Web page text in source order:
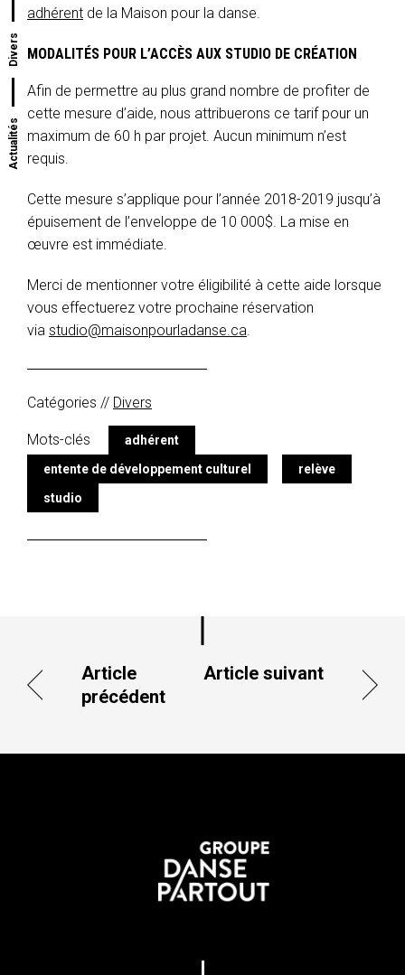
Actualités
Divers
adhérent de la Maison pour la danse.
MODALITÉS POUR L’ACCÈS AUX STUDIO DE CRÉATION
Afin de permettre au plus grand nombre de profiter de
cette mesure d’aide, nous attribuerons ce tarif pour un
maximum de 60 h par projet. Aucun minimum n’est
requis.
Cette mesure s’applique pour l’année 2018-2019 jusqu’à
épuisement de l’enveloppe de 10 000$. La mise en
œuvre est immédiate.
Merci de mentionner votre éligibilité à cette aide lorsque
vous effectuerez votre prochaine réservation
via studio@maisonpourladanse.ca
Catégories // Divers
Mots-clés
adhérent
entente de développement culturel
relève
studio
Article
précédent
Article suivant